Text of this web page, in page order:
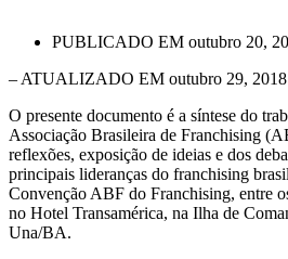
PUBLICADO EM outubro 20,
– ATUALIZADO EM outubro 29, 2018
O presente documento é a síntese do
Associação Brasileira de Franchising
reflexões, exposição de ideias e dos
principais lideranças do franchising
Convenção ABF do Franchising, entre
no Hotel Transamérica, na Ilha de
Una/BA.